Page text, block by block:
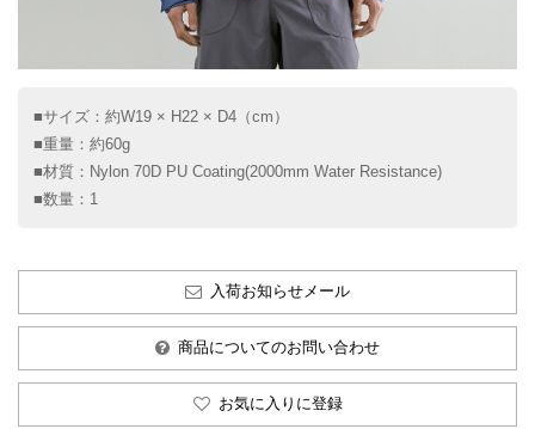
■サイズ：約W19 × H22 × D4（cm）
■重量：約60g
■材質：Nylon 70D PU Coating(2000mm Water Resistance)
■数量：1
入荷お知らせメール
商品についてのお問い合わせ
お気に入りに登録